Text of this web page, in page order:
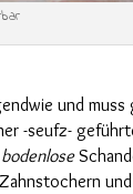
und muss
-seufz-
bodenlose
n